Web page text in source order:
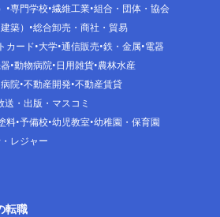
専門学校 繊維工業 組合・団体・協会
築）
総合卸売・商社・貿易
カード 大学 通信販売 鉄・金属 電器
動物病院 日用雑貨 農林水産
病院 不動産開発 不動産賃貸
送・出版・マスコミ
料 予備校 幼児教室 幼稚園・保育園
レジャー
転職